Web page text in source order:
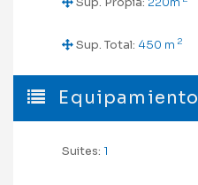
Sup. Total: 450 m 2
Equipamiento
Suites: 1